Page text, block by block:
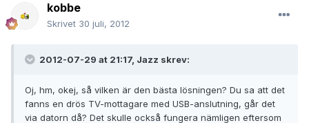
kobbe
Skrivet 30 juli, 2012
2012-07-29 at 21:17, Jazz skrev:
Oj, hm, okej, så vilken är den bästa lösningen? Du sa att det
fanns en drös TV-mottagare med USB-anslutning, går det
via datorn då? Det skulle också fungera nämligen eftersom